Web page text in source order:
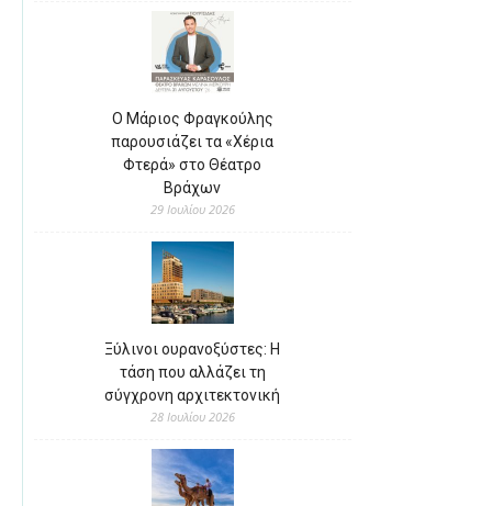
Ο Μάριος Φραγκούλης
παρουσιάζει τα «Χέρια
Φτερά» στο Θέατρο
Βράχων
29 Ιουλίου 2026
Ξύλινοι ουρανοξύστες: Η
τάση που αλλάζει τη
σύγχρονη αρχιτεκτονική
28 Ιουλίου 2026